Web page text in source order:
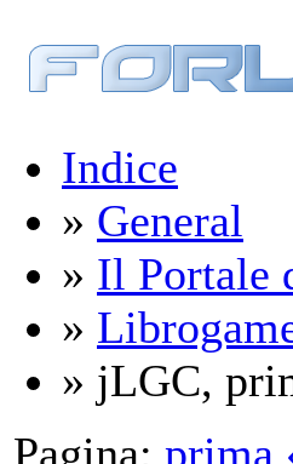
Indice
» General
» Il Portale
»
» jLGC,
Pagina: prima